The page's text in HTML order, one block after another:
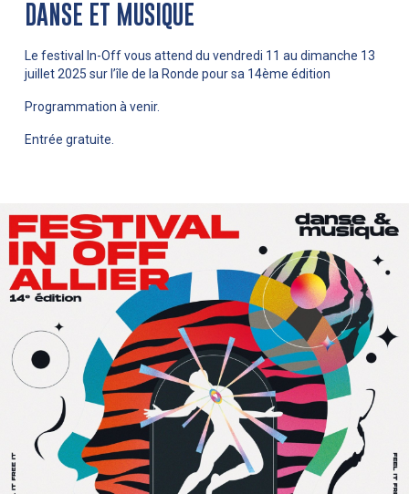
DANSE ET MUSIQUE
Le festival In-Off vous attend du vendredi 11 au dimanche 13
juillet 2025 sur l’île de la Ronde pour sa 14ème édition
Programmation à venir.
Entrée gratuite.